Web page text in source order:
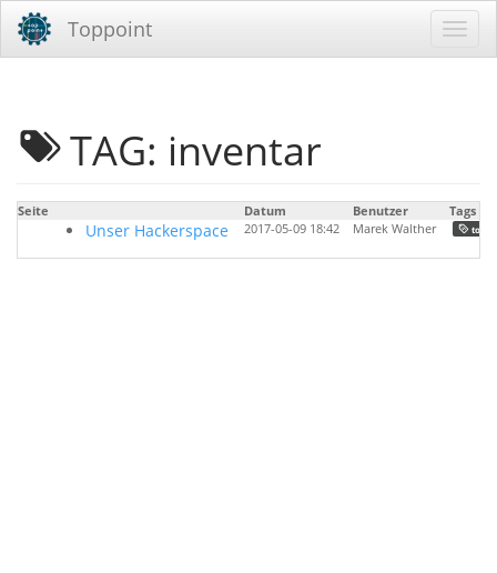
Toppoint
TAG: inventar
Seite Datum Benutzer Tags
Unser Hackerspace 2017-05-09 18:42 Marek Walther